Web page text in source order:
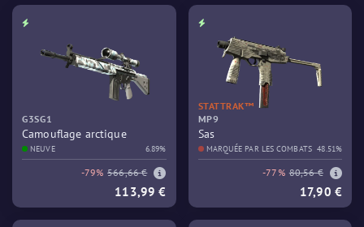
G3SG1
Camouflage arctique
NEUVE 6.89%
-79% 566,66 €
113,99 €
STATTRAK™
MP9
Sas
MARQUÉE PAR LES COMBATS 48.51%
-77% 80,56 €
17,90 €